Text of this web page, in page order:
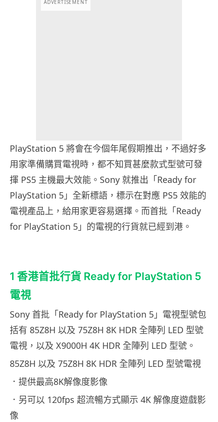
ADVERTISEMENT
PlayStation 5 將會在今個年尾假期推出，不過好多
用家準備購買電視時，都不知買甚麼款式型號可發
揮 PS5 主機最大效能。Sony 就推出「Ready for
PlayStation 5」全新標語，標示在對應 PS5 效能的
電視產品上，給用家更容易選擇。而首批「Ready
for PlayStation 5」的電視的行貨就已經到港。
1 香港首批行貨 Ready for PlayStation 5
電視
Sony 首批「Ready for PlayStation 5」電視型號包
括有 85Z8H 以及 75Z8H 8K HDR 全陣列 LED 型號
電視，以及 X9000H 4K HDR 全陣列 LED 型號。
85Z8H 以及 75Z8H 8K HDR 全陣列 LED 型號電視
．提供最高8K解像度影像
．另可以 120fps 超流暢方式顯示 4K 解像度遊戲影
像